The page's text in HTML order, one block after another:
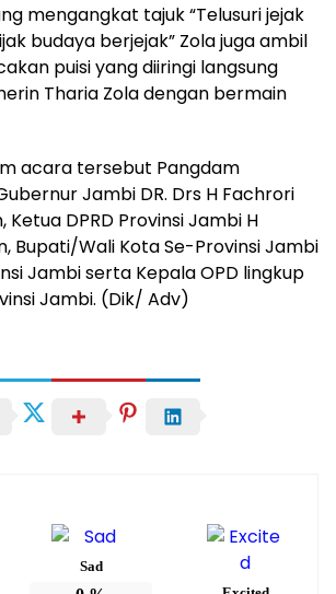
mengangkat tajuk “Telusuri jejak
budaya berjejak” Zola juga ambil
puisi yang diiringi langsung
Tharia Zola dengan bermain
acara tersebut Pangdam
Jambi DR. Drs H Fachrori
Ketua DPRD Provinsi Jambi H
Bupati/Wali Kota Se-Provinsi Jambi
Jambi serta Kepala OPD lingkup
Jambi. (Dik/ Adv)
Sad